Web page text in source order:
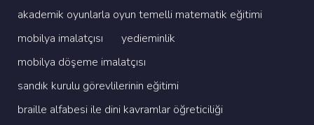
akademi̇k oyunlarla oyun temelli̇ matemati̇k eği̇ti̇mi̇
mobi̇lya i̇malatçisi
yedi̇emi̇nli̇k
mobi̇lya döşeme i̇malatçisi
sandik kurulu görevli̇leri̇ni̇n eği̇ti̇mi̇
brai̇lle alfabesi̇ i̇le di̇ni̇ kavramlar öğreti̇ci̇li̇ği̇